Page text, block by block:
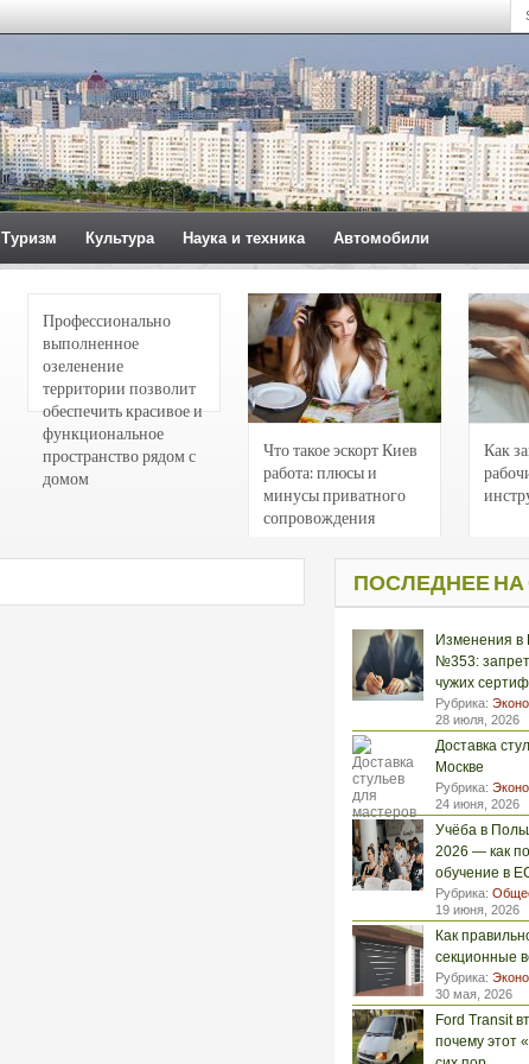
Туризм Культура Наука и техника Автомобили
Профессионально
выполненное
озеленение
территории позволит
обеспечить красивое и
функциональное
пространство рядом с
домом
Что такое эскорт Киев
работа: плюсы и
минусы приватного
сопровождения
Как
ПОСЛЕДНЕЕ НА
Изменения в
№353:
чужих
Рубрика:
28 июля, 2026
Доставка
Москве
Рубрика:
24 июня, 2026
Учёба в
2026 — как
обучение в
Рубрика:
19 июня, 2026
Как
секционные
Рубрика:
30 мая, 2026
Ford Transit
почему этот